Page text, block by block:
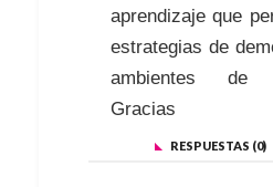
aprendizaje que
estrategias de
ambientes de
Gracias
RESPUESTAS (0)